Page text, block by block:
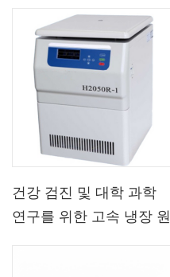
분리기 장비
건강 검진 및 대학 과학
연구를 위한 고속 냉장 원